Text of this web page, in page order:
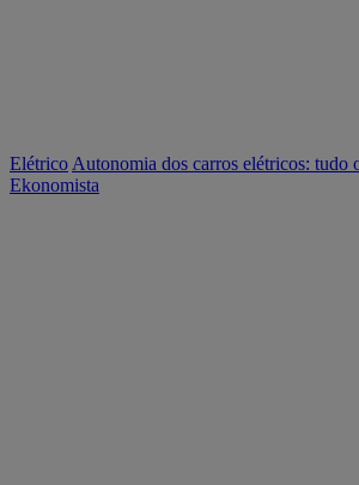
Elétrico Autonomia dos carros elétricos: tudo
Ekonomista